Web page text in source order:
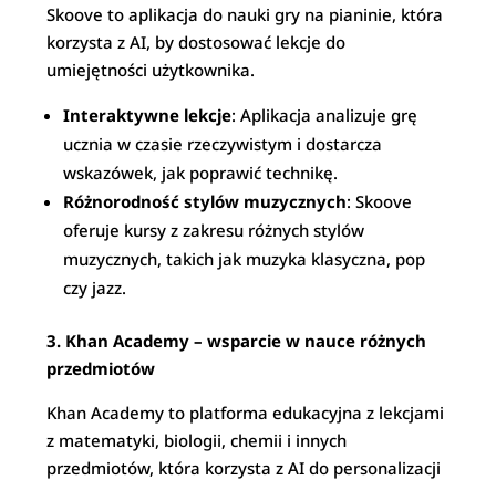
Skoove to aplikacja do nauki gry na pianinie, która
korzysta z AI, by dostosować lekcje do
umiejętności użytkownika.
Interaktywne lekcje: Aplikacja analizuje grę
ucznia w czasie rzeczywistym i dostarcza
wskazówek, jak poprawić technikę.
Różnorodność stylów muzycznych: Skoove
oferuje kursy z zakresu różnych stylów
muzycznych, takich jak muzyka klasyczna, pop
czy jazz.
3. Khan Academy – wsparcie w nauce różnych
przedmiotów
Khan Academy to platforma edukacyjna z lekcjami
z matematyki, biologii, chemii i innych
przedmiotów, która korzysta z AI do personalizacji